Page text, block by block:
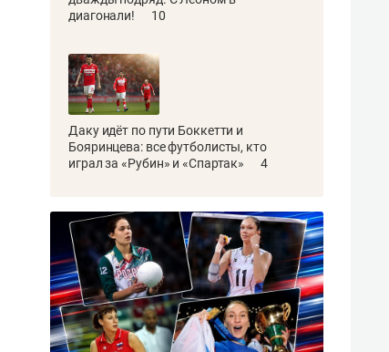
диагонали!
10
Даку идёт по пути Боккетти и
Бояринцева: все футболисты, кто
играл за «Рубин» и «Спартак»
4